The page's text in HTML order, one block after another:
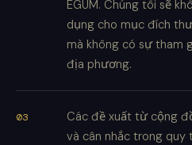
EGUM. Chúng tôi sẽ
dụng cho mục đích
mà không có sự tham
địa phương.
Các đề xuất từ cộng
và cân nhắc trong quy